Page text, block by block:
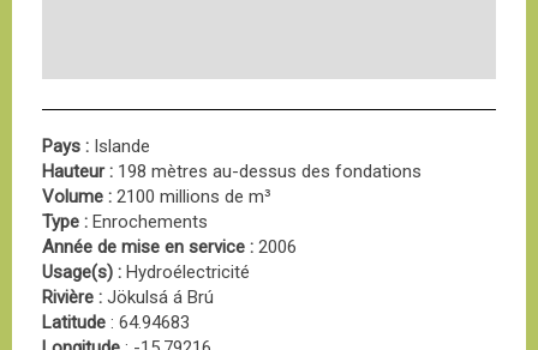
Pays : Islande
Hauteur : 198 mètres au-dessus des fondations
Volume : 2100 millions de m³
Type : Enrochements
Année de mise en service : 2006
Usage(s) : Hydroélectricité
Rivière : Jökulsá á Brú
Latitude : 64.94683